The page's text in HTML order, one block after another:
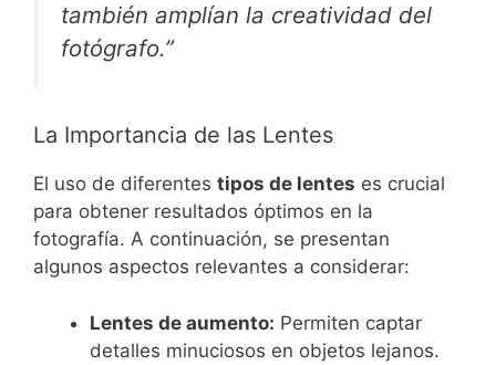
también amplían la creatividad del
fotógrafo.”
La Importancia de las Lentes
El uso de diferentes tipos de lentes es crucial
para obtener resultados óptimos en la
fotografía. A continuación, se presentan
algunos aspectos relevantes a considerar:
Lentes de aumento: Permiten captar
detalles minuciosos en objetos lejanos.